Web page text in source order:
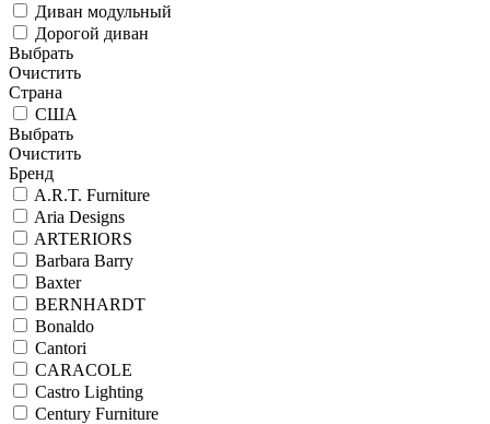
Диван модульный
Дорогой диван
Выбрать
Очистить
Страна
США
Выбрать
Очистить
Бренд
A.R.T. Furniture
Aria Designs
ARTERIORS
Barbara Barry
Baxter
BERNHARDT
Bonaldo
Cantori
CARACOLE
Castro Lighting
Century Furniture